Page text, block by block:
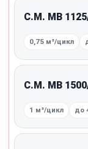
C.M. MB
0,75 м³/цикл
C.M. MB
1 м³/цикл до